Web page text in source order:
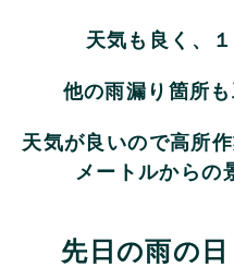
天気も良く、
他の雨漏り箇所
天気が良いので高所
メートルからの
先日の雨の